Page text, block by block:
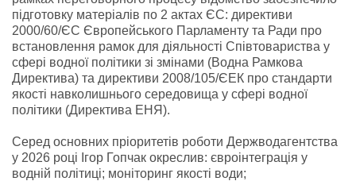
підготовку матеріалів по 2 актах ЄС: директиви
2000/60/ЄC Європейського Парламенту та Ради про
встановлення рамок для діяльності Співтовариства у
сфері водної політики зі змінами (Водна Рамкова
Директива) та директиви 2008/105/ЄЕК про стандарти
якості навколишнього середовища у сфері водної
політики (Директива ЕНЯ).
Серед основних пріоритетів роботи Держводагентства
у 2026 році Ігор Гопчак окреслив: євроінтеграція у
водній політиці; моніторинг якості води;